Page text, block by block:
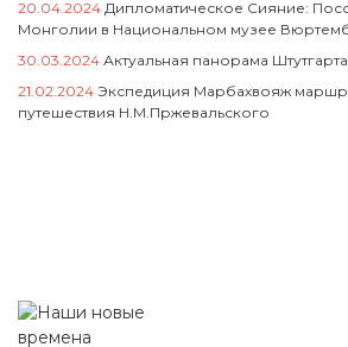
20.04.2024 Дипломатическое Сияние:
Монголии в Национальном музее
30.03.2024 Актуальная панорама Штутгарта
21.02.2024 Экспедиция Марбахвояж
путешествия Н.М.Пржевальского